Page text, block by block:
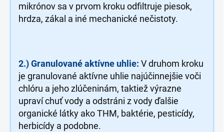
mikrónov sa v prvom kroku odfiltruje piesok,
hrdza, zákal a iné mechanické nečistoty.
2.) Granulované aktívne uhlie: V druhom kroku
je granulované aktívne uhlie najúčinnejšie voči
chlóru a jeho zlúčeninám, taktiež výrazne
upraví chuť vody a odstráni z vody ďalšie
organické látky ako THM, baktérie, pesticídy,
herbicídy a podobne.